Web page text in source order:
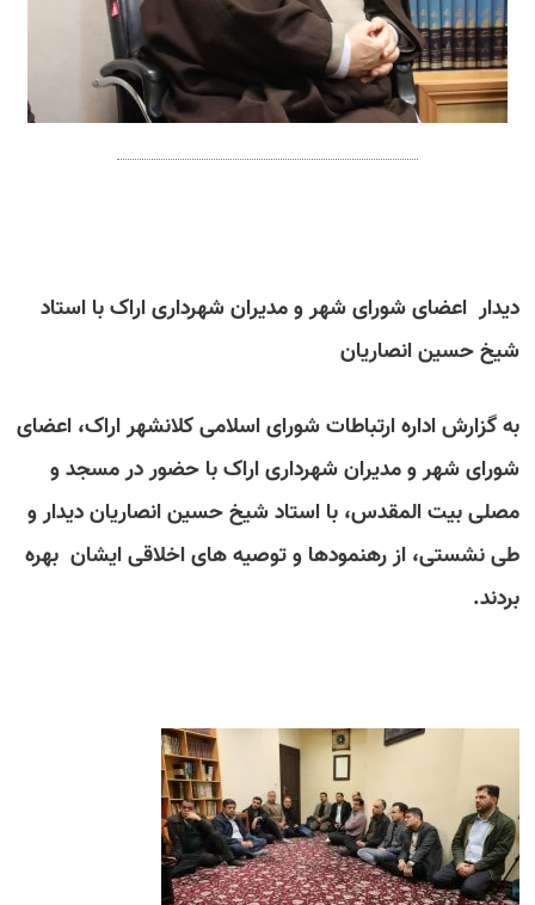
دیدار اعضای شورای شهر و مدیران شهرداری اراک با استاد
شیخ حسین انصاریان
به گزارش اداره ارتباطات شورای اسلامی کلانشهر اراک، اعضای
شورای شهر و مدیران شهرداری اراک با حضور در مسجد و
مصلی بیت المقدس، با استاد شیخ حسین انصاریان دیدار و
طی نشستی، از رهنمودها و توصیه های اخلاقی ایشان بهره
بردند.